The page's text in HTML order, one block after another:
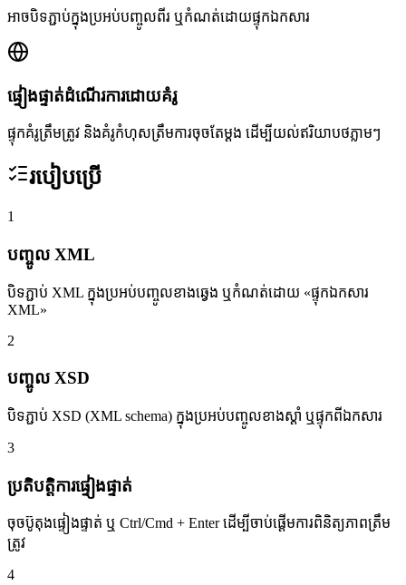
អាចបិទភ្ជាប់ក្នុងប្រអប់បញ្ចូលពីរ ឬកំណត់ដោយផ្ទុកឯកសារ
ផ្ទៀងផ្ទាត់ដំណើរការដោយគំរូ
ផ្ទុកគំរូត្រឹមត្រូវ និងគំរូកំហុសត្រឹមការចុចតែម្ដង ដើម្បីយល់ឥរិយាបថភ្លាមៗ
របៀបប្រើ
1
បញ្ចូល XML
បិទភ្ជាប់ XML ក្នុងប្រអប់បញ្ចូលខាងឆ្វេង ឬកំណត់ដោយ «ផ្ទុកឯកសារ
XML»
2
បញ្ចូល XSD
បិទភ្ជាប់ XSD (XML schema) ក្នុងប្រអប់បញ្ចូលខាងស្ដាំ ឬផ្ទុកពីឯកសារ
3
ប្រតិបត្តិការផ្ទៀងផ្ទាត់
ចុចប៊ូតុងផ្ទៀងផ្ទាត់ ឬ Ctrl/Cmd + Enter ដើម្បីចាប់ផ្ដើមការពិនិត្យភាពត្រឹម
ត្រូវ
4